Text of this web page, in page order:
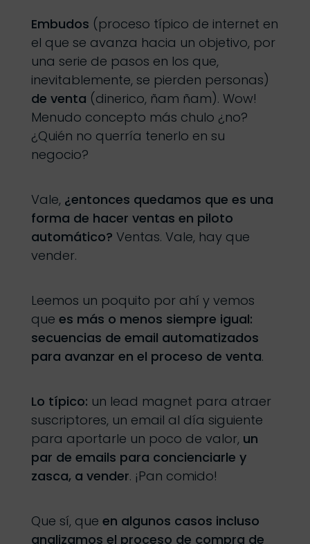
Embudos (proceso típico de internet en
el que se avanza hacia un objetivo, por
una serie de pasos en los que,
inevitablemente, se pierden personas)
de venta (dinerico, ñam ñam). Wow!
Menudo concepto más chulo ¿no?
¿Quién no querría tenerlo en su
negocio?
Vale, ¿entonces quedamos que es una
forma de hacer ventas en piloto
automático? Ventas. Vale, hay que
vender.
Leemos un poquito por ahí y vemos
que es más o menos siempre igual:
secuencias de email automatizados
para avanzar en el proceso de venta.
Lo típico: un lead magnet para atraer
suscriptores, un email al día siguiente
para aportarle un poco de valor, un
par de emails para concienciarle y
zasca, a vender. ¡Pan comido!
Que sí, que en algunos casos incluso
analizamos el proceso de compra de